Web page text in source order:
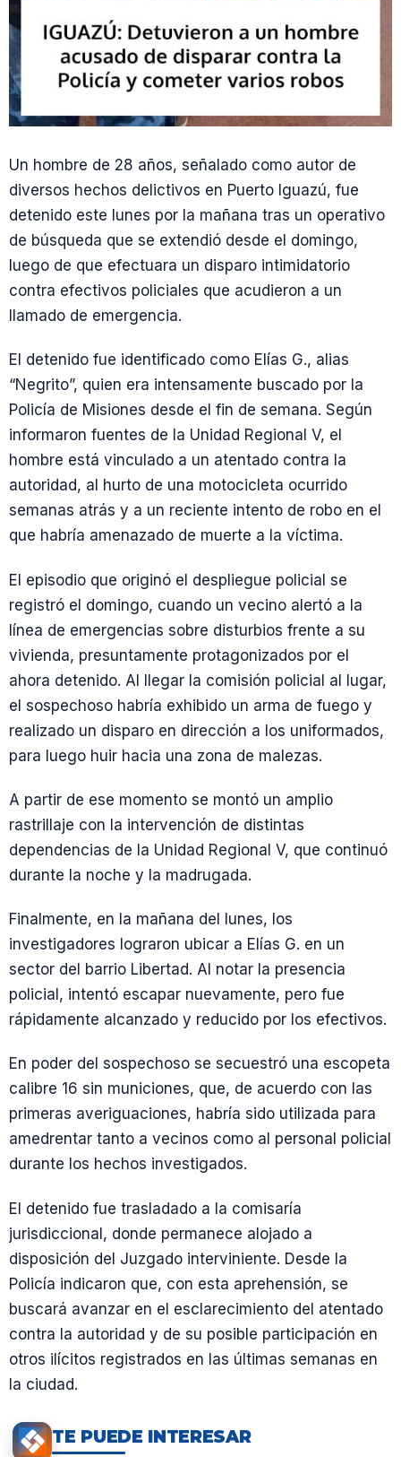
Un hombre de 28 años, señalado como autor de
diversos hechos delictivos en Puerto Iguazú, fue
detenido este lunes por la mañana tras un operativo
de búsqueda que se extendió desde el domingo,
luego de que efectuara un disparo intimidatorio
contra efectivos policiales que acudieron a un
llamado de emergencia.
El detenido fue identificado como Elías G., alias
“Negrito”, quien era intensamente buscado por la
Policía de Misiones desde el fin de semana. Según
informaron fuentes de la Unidad Regional V, el
hombre está vinculado a un atentado contra la
autoridad, al hurto de una motocicleta ocurrido
semanas atrás y a un reciente intento de robo en el
que habría amenazado de muerte a la víctima.
El episodio que originó el despliegue policial se
registró el domingo, cuando un vecino alertó a la
línea de emergencias sobre disturbios frente a su
vivienda, presuntamente protagonizados por el
ahora detenido. Al llegar la comisión policial al lugar,
el sospechoso habría exhibido un arma de fuego y
realizado un disparo en dirección a los uniformados,
para luego huir hacia una zona de malezas.
A partir de ese momento se montó un amplio
rastrillaje con la intervención de distintas
dependencias de la Unidad Regional V, que continuó
durante la noche y la madrugada.
Finalmente, en la mañana del lunes, los
investigadores lograron ubicar a Elías G. en un
sector del barrio Libertad. Al notar la presencia
policial, intentó escapar nuevamente, pero fue
rápidamente alcanzado y reducido por los efectivos.
En poder del sospechoso se secuestró una escopeta
calibre 16 sin municiones, que, de acuerdo con las
primeras averiguaciones, habría sido utilizada para
amedrentar tanto a vecinos como al personal policial
durante los hechos investigados.
El detenido fue trasladado a la comisaría
jurisdiccional, donde permanece alojado a
disposición del Juzgado interviniente. Desde la
Policía indicaron que, con esta aprehensión, se
buscará avanzar en el esclarecimiento del atentado
contra la autoridad y de su posible participación en
otros ilícitos registrados en las últimas semanas en
la ciudad.
TE PUEDE INTERESAR